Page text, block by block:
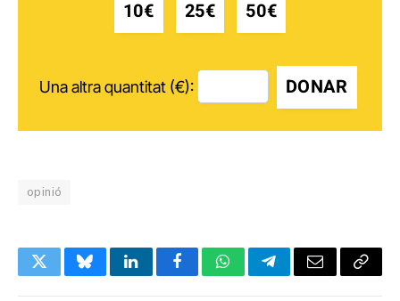
10€ 25€ 50€
Una altra quantitat (€): DONAR
opinió
TwitterBlueskyLinkedInFacebookWhatsAppTelegramEmail Copy